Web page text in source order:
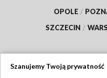
OPOLE /
SZCZECIN /
Szanujemy Twoją prywatność